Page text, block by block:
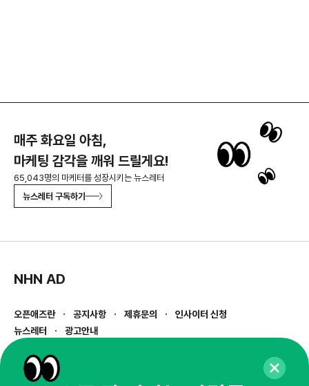
매주 화요일 아침,
마케팅 감각을 깨워 드릴게요!
65,043명의 마케터를 성장시키는 뉴스레터
뉴스레터 구독하기
NHN AD
오픈애즈란 공지사항 제휴문의
인사이터 신청
뉴스레터
광고안내
경기도 성남시 분당구 대왕판교로645번길 16
사업자등록번호 : 144-81-27690(